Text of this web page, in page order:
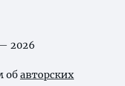
2026
об авторских